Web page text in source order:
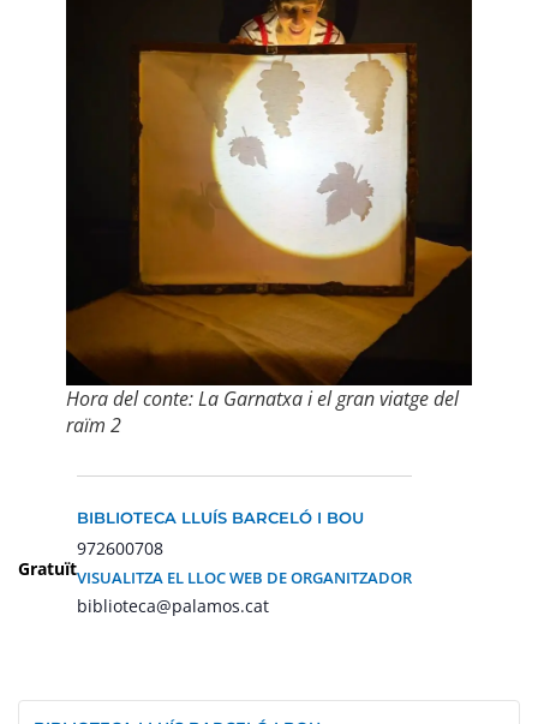
Hora del conte: La Garnatxa i el gran viatge del
raïm 2
Gratuït
BIBLIOTECA LLUÍS BARCELÓ I BOU
972600708
VISUALITZA EL LLOC WEB DE ORGANITZADOR
biblioteca@palamos.cat